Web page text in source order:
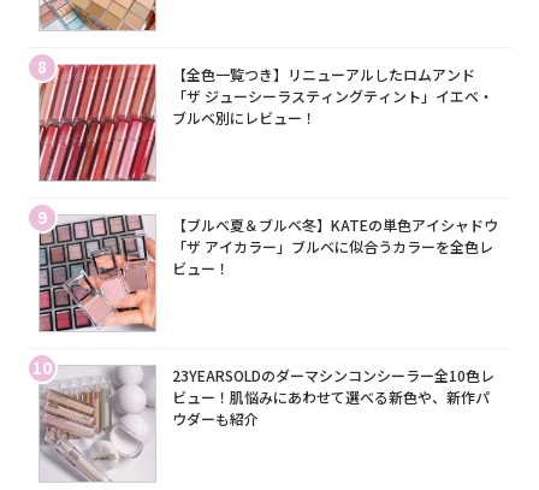
8
【全色一覧つき】リニューアルしたロムアンド
「ザ ジューシーラスティングティント」イエベ・
ブルベ別にレビュー！
9
【ブルベ夏＆ブルベ冬】KATEの単色アイシャドウ
「ザ アイカラー」ブルベに似合うカラーを全色レ
ビュー！
10
23YEARSOLDのダーマシンコンシーラー全10色レ
ビュー！肌悩みにあわせて選べる新色や、新作パ
ウダーも紹介